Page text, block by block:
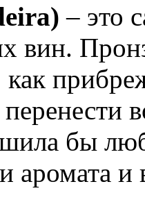
– это
вин.
как
бы
аромата